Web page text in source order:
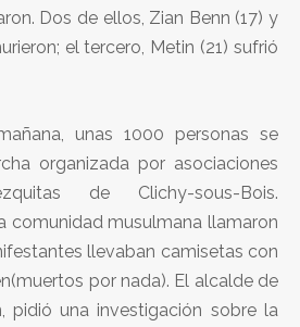
Dos de ellos, Zian Benn (17) y
el tercero, Metin (21) sufrió
unas 1000 personas se
organizada por asociaciones
de Clichy-sous-Bois.
comunidad musulmana llamaron
llevaban camisetas con
por nada). El alcalde de
pidió una investigación sobre la